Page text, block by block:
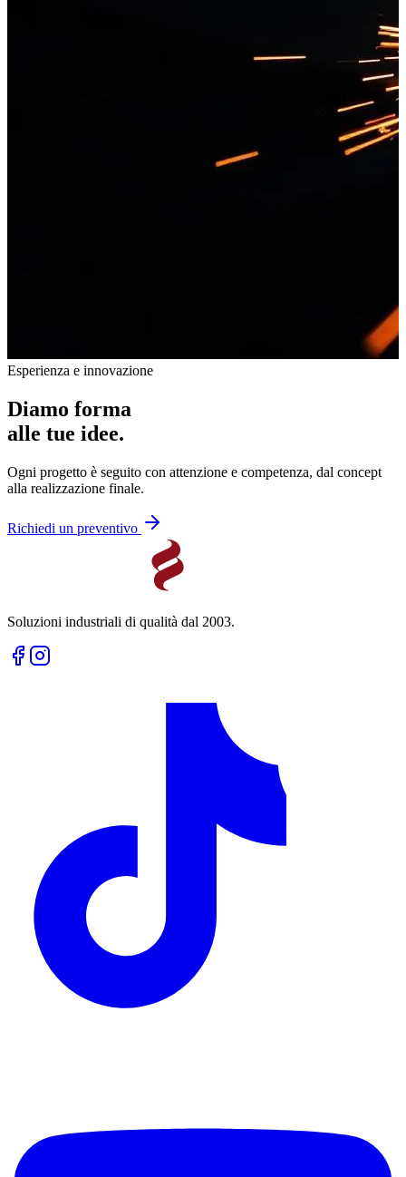
Esperienza e innovazione
Diamo forma
alle tue idee.
Ogni progetto è seguito con attenzione e competenza, dal concept
alla realizzazione finale.
Richiedi un preventivo
Soluzioni industriali di qualità dal 2003.